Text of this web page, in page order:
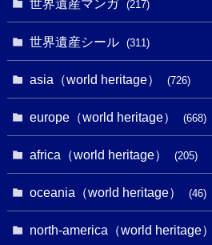
世界遺産マンガ (217)
世界遺産シール (311)
asia（world heritage） (726)
(6)
(3)
europe（world heritage） (668)
(4)
(3)
africa（world heritage） (205)
(8)
(1)
oceania（world heritage） (46)
north-america（world heritage）